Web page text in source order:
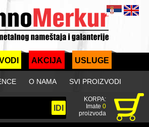
AKCIJA USLUGE
O NAMA SVI PROIZVODI
KORPA:
Imate 0
proizvoda